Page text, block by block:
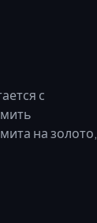
с
на золото,